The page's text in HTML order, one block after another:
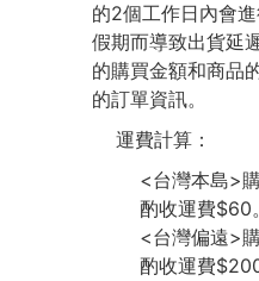
的2個工作日內會
假期而導致出貨延
的購買金額和商品
的訂單資訊。
運費計算：
<台灣本島>
酌收運費$60。
<台灣偏遠>
酌收運費$200